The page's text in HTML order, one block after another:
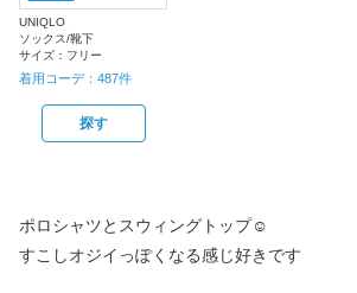
UNIQLO
ソックス/靴下
サイズ： フリー
着用コーデ： 487件
探す
ポロシャツとスウィングトップ☺️
すこしオジイっぽくなる感じ好きです